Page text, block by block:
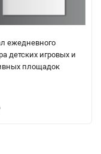
ежедневного
детских игровых и
площадок